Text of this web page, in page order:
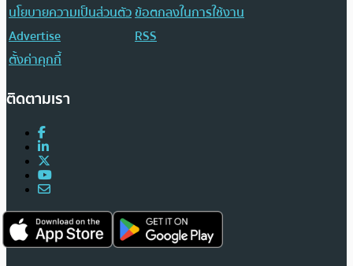
นโยบายความเป็นส่วนตัวข้อตกลงในการใช้งาน
Advertise
RSS
ตั้งค่าคุกกี้
ติดตามเรา